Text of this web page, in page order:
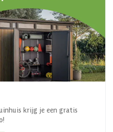
krijg je een gratis